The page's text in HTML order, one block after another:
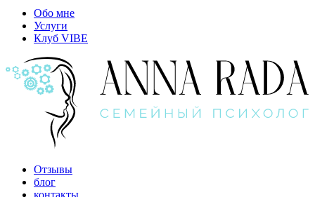
Обо мне
Услуги
Клуб VIBE
Отзывы
блог
контакты